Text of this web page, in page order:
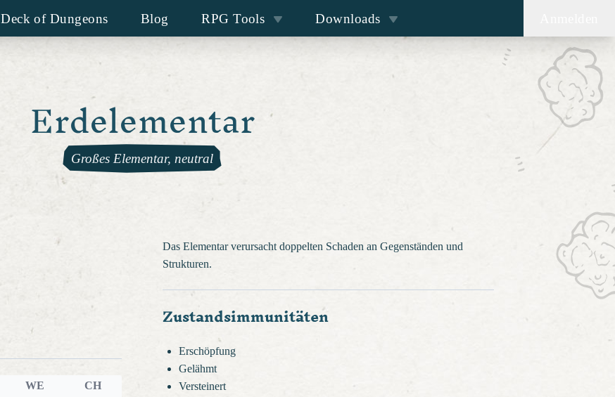
Deck of Dungeons Blog RPG Tools Downloads
Erdelementar
Großes Elementar, neutral
WE
CH
Das Elementar verursacht doppelten Schaden an Gegenständen und
Strukturen.
Zustandsimmunitäten
Erschöpfung
Gelähmt
Versteinert